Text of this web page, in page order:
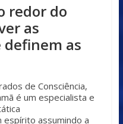
redor do
as
as
de Consciência,
é um especialista e
espírito assumindo a